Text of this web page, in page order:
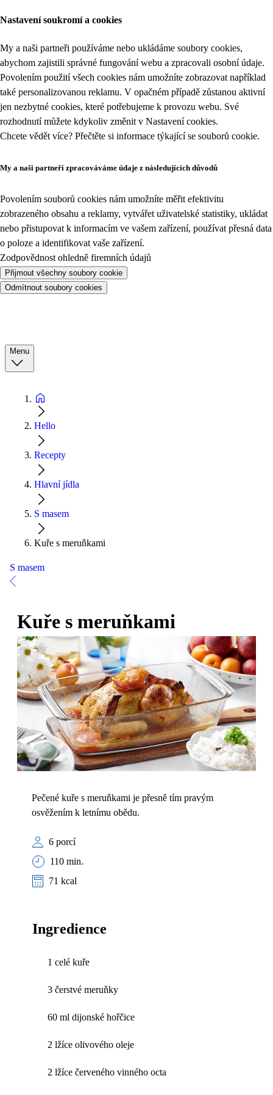
Nastavení soukromí a cookies
My a naši partneři používáme nebo ukládáme soubory cookies,
abychom zajistili správné fungování webu a zpracovali osobní údaje.
Povolením použití všech cookies nám umožníte zobrazovat například
také personalizovanou reklamu. V opačném případě zůstanou aktivní
jen nezbytné cookies, které potřebujeme k provozu webu. Své
rozhodnutí můžete kdykoliv změnit v Nastavení cookies.
Chcete vědět více? Přečtěte si informace týkající se souborů cookie.
My a naši partneři zpracováváme údaje z následujících důvodů
Povolením souborů cookies nám umožníte měřit efektivitu
zobrazeného obsahu a reklamy, vytvářet uživatelské statistiky, ukládat
nebo přistupovat k informacím ve vašem zařízení, používat přesná data
o poloze a identifikovat vaše zařízení.
Zodpovědnost ohledně firemních údajů
Přijmout všechny soubory cookie
Odmítnout soubory cookies
Menu
Hello
Recepty
Hlavní jídla
S masem
Kuře s meruňkami
S masem
Kuře s meruňkami
Pečené kuře s meruňkami je přesně tím pravým
osvěžením k letnímu obědu.
6 porcí
110 min.
71 kcal
Ingredience
1 celé kuře
3 čerstvé meruňky
60 ml dijonské hořčice
2 lžíce olivového oleje
2 lžíce červeného vinného octa